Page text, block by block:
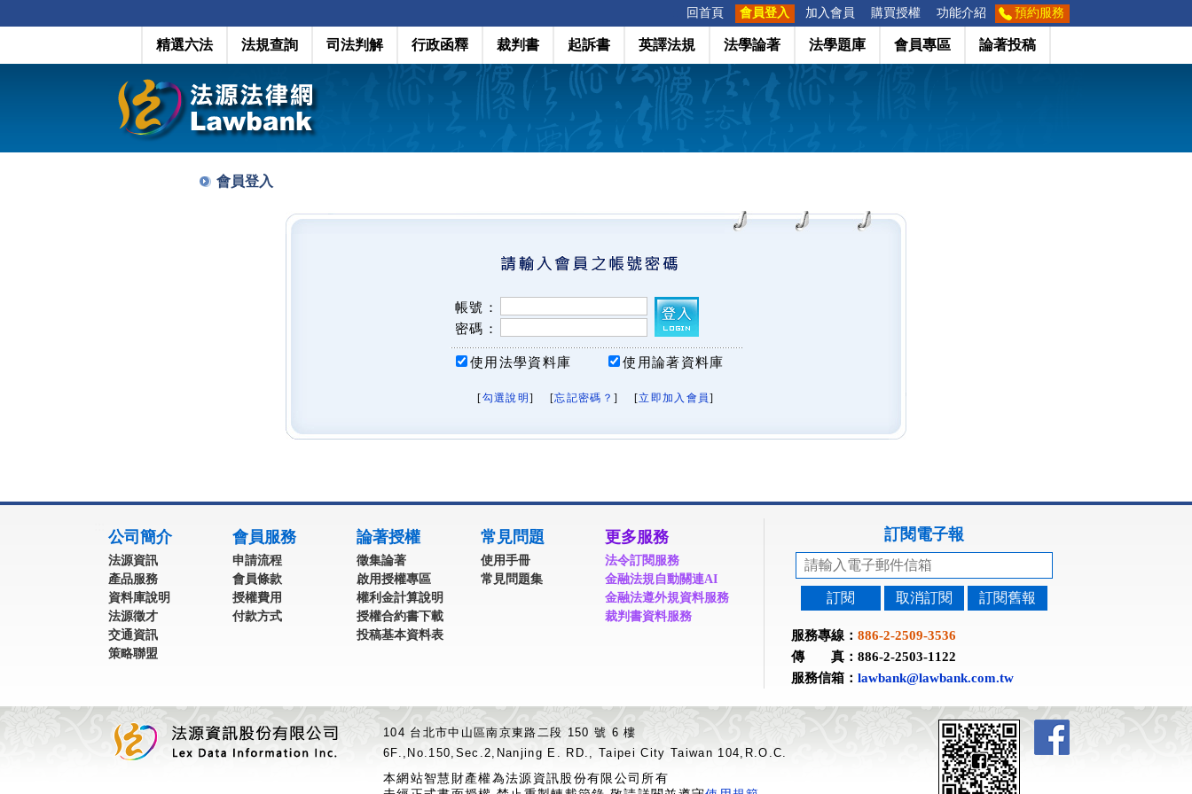
回首頁 會員登入 加入會員 購買授權 功能介紹 預約服務
精選六法 法規查詢 司法判解 行政函釋 裁判書 起訴書 英譯法規 法學論著 法學題庫 會員專區 論著投稿
會員登入
帳號：
密碼：
使用法學資料庫 使用論著資料庫
[勾選說明 ] [忘記密碼？ ] [立即加入會員]
公司簡介
法源資訊
產品服務
資料庫說明
法源徵才
交通資訊
策略聯盟
會員服務
申請流程
會員條款
授權費用
付款方式
論著授權
徵集論著
啟用授權專區
權利金計算說明
授權合約書下載
投稿基本資料表
常見問題
使用手冊
常見問題集
更多服務
法令訂閱服務
金融法規自動關連AI
金融法遵外規資料服務
裁判書資料服務
訂閱電子報
訂閱 取消訂閱 訂閱舊報
服務專線： 886-2-2509-3536
傳 真：886-2-2503-1122
服務信箱： lawbank@lawbank.com.tw
104 台北市中山區南京東路二段 150 號 6 樓
6F.,No.150,Sec.2,Nanjing E. RD., Taipei City Taiwan 104,R.O.C.
本網站智慧財產權為法源資訊股份有限公司所有